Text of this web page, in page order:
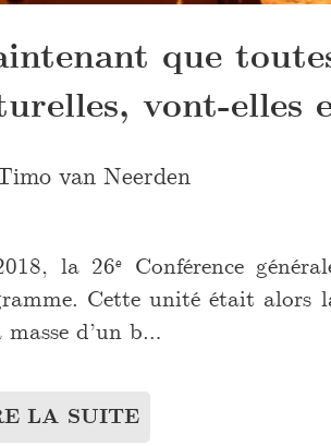
que
vont-elles
van Neerden
la 26ᵉ Conférence
Cette unité était alors
d’un b…
LA SUITE